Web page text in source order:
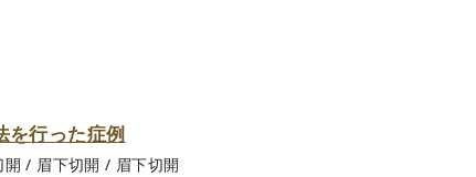
を行った症例
開 / 眉下切開 / 眉下切開